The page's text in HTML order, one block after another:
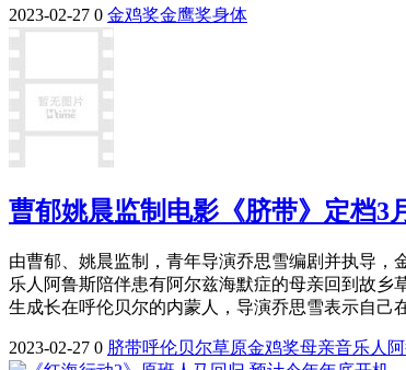
2023-02-27 0 金鸡奖金鹰奖身体
曹郁姚晨监制电影《脐带》定档3
由曹郁、姚晨监制，青年导演乔思雪编剧并执导
乐人阿鲁斯陪伴患有阿尔兹海默症的母亲回到故
生成长在呼伦贝尔的内蒙人，导演乔思雪表示自己
2023-02-27 0 脐带呼伦贝尔草原金鸡奖母亲音乐人